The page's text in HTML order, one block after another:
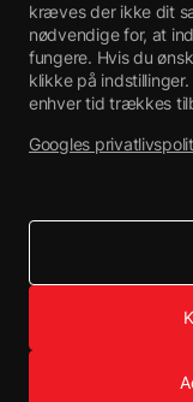
kræves der ikke dit
nødvendige for, at
fungere. Hvis du
klikke på
enhver tid trækkes
Googles